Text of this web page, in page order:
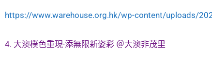
https://www.warehouse.org.hk/wp-content/uploads/
4. 大澳樸色重現·添無限新姿彩 ＠大澳非茂里